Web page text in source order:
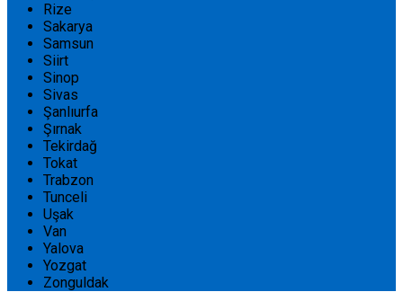
Rize
Sakarya
Samsun
Siirt
Sinop
Sivas
Şanlıurfa
Şırnak
Tekirdağ
Tokat
Trabzon
Tunceli
Uşak
Van
Yalova
Yozgat
Zonguldak